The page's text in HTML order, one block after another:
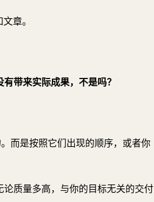
章。
带来实际成果，不是吗？
而是按照它们出现的顺序，或者你
质量多高，与你的目标无关的交付